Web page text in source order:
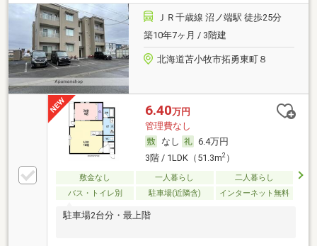
ＪＲ千歳線 沼ノ端駅 徒歩25分
築10年7ヶ月 / 3階建
北海道苫小牧市拓勇東町８
6.40万円
管理費なし
なし
6.4万円
3階 / 1LDK（51.3m2）
敷金なし 一人暮らし
二人暮らし
バス・トイレ別
駐車場(近隣含) インターネット無料
駐車場2台分・最上階